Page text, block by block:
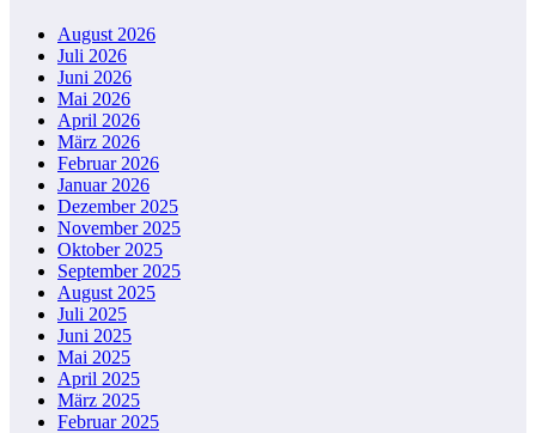
August 2026
Juli 2026
Juni 2026
Mai 2026
April 2026
März 2026
Februar 2026
Januar 2026
Dezember 2025
November 2025
Oktober 2025
September 2025
August 2025
Juli 2025
Juni 2025
Mai 2025
April 2025
März 2025
Februar 2025